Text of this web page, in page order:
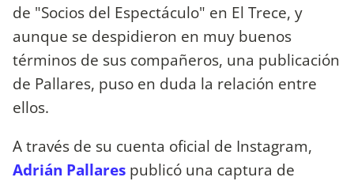
de "Socios del Espectáculo" en El Trece, y
aunque se despidieron en muy buenos
términos de sus compañeros, una publicación
de Pallares, puso en duda la relación entre
ellos.
A través de su cuenta oficial de Instagram,
Adrián Pallares publicó una captura de